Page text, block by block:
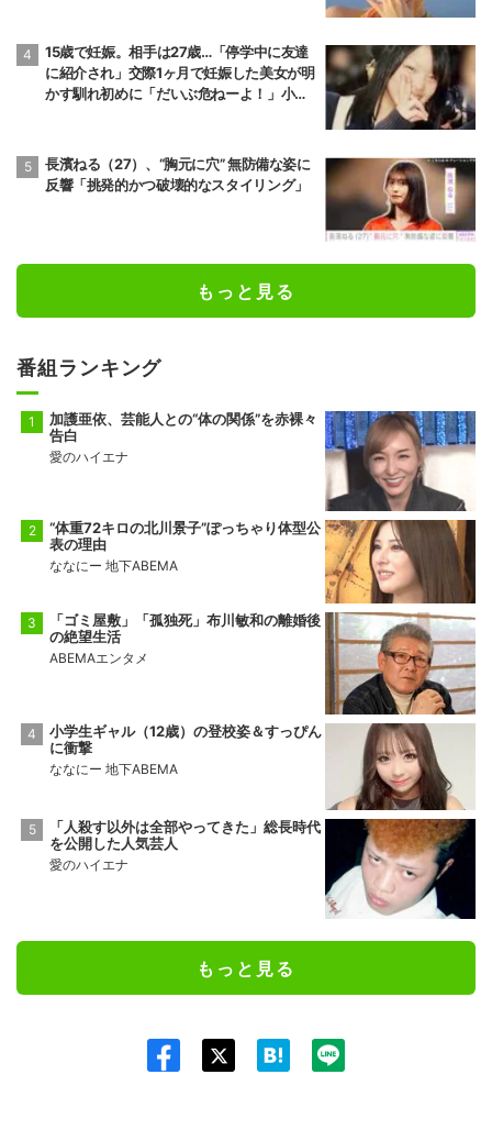
15歳で妊娠。相手は27歳…「停学中に友達
に紹介され」交際1ヶ月で妊娠した美女が明
かす馴れ初めに「だいぶ危ねーよ！」小森
長濱ねる（27）、“胸元に穴” 無防備な姿に
反響「挑発的かつ破壊的なスタイリング」
もっと見る
番組ランキング
加護亜依、芸能人との“体の関係”を赤裸々
告白
愛のハイエナ
“体重72キロの北川景子”ぽっちゃり体型公
表の理由
ななにー 地下ABEMA
「ゴミ屋敷」「孤独死」布川敏和の離婚後
の絶望生活
ABEMAエンタメ
小学生ギャル（12歳）の登校姿＆すっぴん
に衝撃
ななにー 地下ABEMA
「人殺す以外は全部やってきた」総長時代
を公開した人気芸人
愛のハイエナ
もっと見る